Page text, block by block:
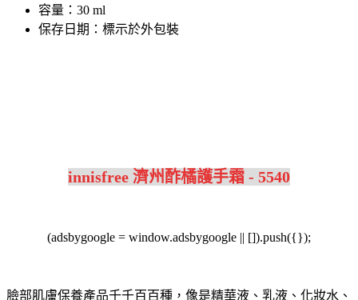
容量：30 ml
保存日期：標示於外包裝
innisfree 濟州酢橘護手霜 - 5540
(adsbygoogle = window.adsbygoogle || []).push({});
臉部肌膚保養產品千千百百種，像是精華液、乳液、化妝水、